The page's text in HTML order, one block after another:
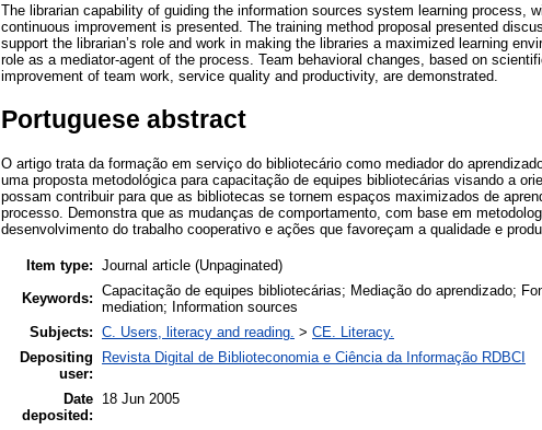
The librarian capability of guiding the information sources system learning process,
continuous improvement is presented. The training method proposal presented
support the librarian’s role and work in making the libraries a maximized learning
role as a mediator-agent of the process. Team behavioral changes, based on
improvement of team work, service quality and productivity, are demonstrated.
Portuguese abstract
O artigo trata da formação em serviço do bibliotecário como mediador do
uma proposta metodológica para capacitação de equipes bibliotecárias visando a
possam contribuir para que as bibliotecas se tornem espaços maximizados de
processo. Demonstra que as mudanças de comportamento, com base em
desenvolvimento do trabalho cooperativo e ações que favoreçam a qualidade e
Item type: Journal article (Unpaginated)
Keywords: Capacitação de equipes bibliotecárias; Mediação do aprendizado;
mediation; Information sources
Subjects: C. Users, literacy and reading. > CE. Literacy.
Depositing
user:
Revista Digital de Biblioteconomia e Ciência da Informação RDBCI
Date
deposited:
18 Jun 2005